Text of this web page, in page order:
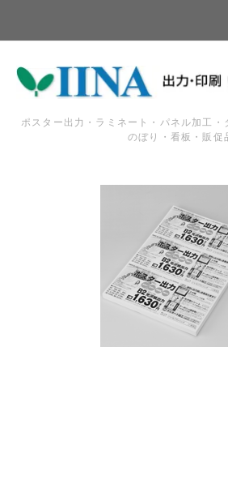
ポスター出力・ラミネート・パネル加工・
のぼり・看板・販促